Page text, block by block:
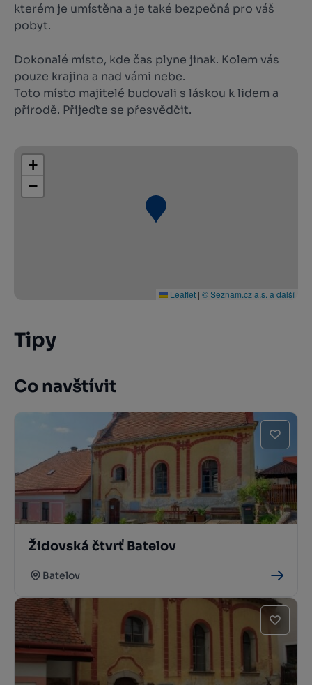
kterém je umístěna a je také bezpečná pro váš
pobyt.
Dokonalé místo, kde čas plyne jinak. Kolem vás
pouze krajina a nad vámi nebe.
Toto místo majitelé budovali s láskou k lidem a
přírodě. Přijeďte se přesvědčit.
+
−
Leaflet | © Seznam.cz a.s. a další
Tipy
Co navštívit
Židovská čtvrť Batelov
Batelov